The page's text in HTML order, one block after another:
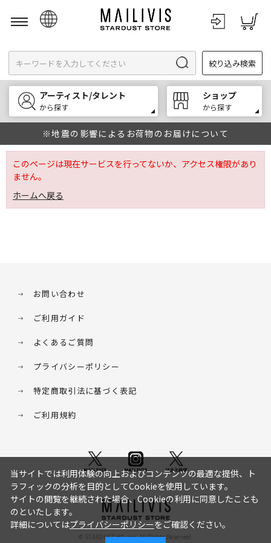
English
한국어
中文
絞り込み検索
アーティスト/タレント
から探す
ショップ
から探す
※地震の影響によるお荷物のお届けについて
このページは現在サービスを行ってないか、アクセス権限があり
ません。
ホームへ戻る
お問い合わせ
ご利用ガイド
よくあるご質問
プライバシーポリシー
特定商取引法に基づく表記
ご利用規約
© STARDUST HD. inc. All Rights Reserved.
当サイトでは利用体験の向上およびコンテンツの最適な提供、ト
ラフィックの分析を目的としてCookieを使用しています。
サイトの閲覧を継続された場合、Cookieの利用に同意したことも
のといたします。
詳細についてはプライバシーポリシーをご確認ください。